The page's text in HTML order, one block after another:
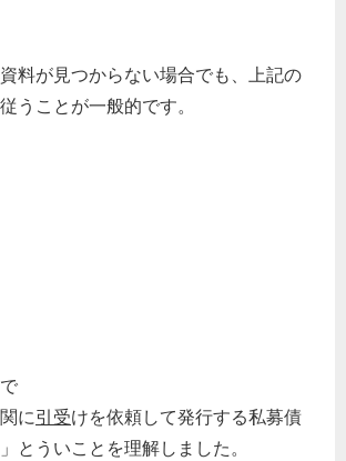
料が見つからない場合でも、上記の
うことが一般的です。
に引受けを依頼して発行する私募債
とういことを理解しました。